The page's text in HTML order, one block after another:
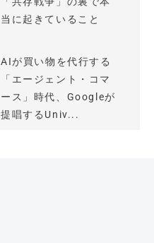
当に起きていること
AIが買い物を代行する
「エージェント・コマ
ース」時代、Googleが
提唱するUniv...